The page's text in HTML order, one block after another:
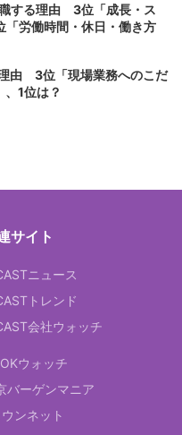
する理由 3位「成長・ス
「労働時間・休日・働き方
由 3位「現場業務へのこだ
1位は？
サイト
ニュース
トレンド
会社ウォッチ
ウォッチ
バーゲンマニア
ンネット